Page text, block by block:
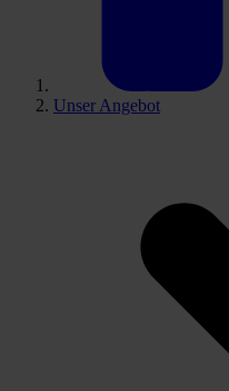
Unser Angebot